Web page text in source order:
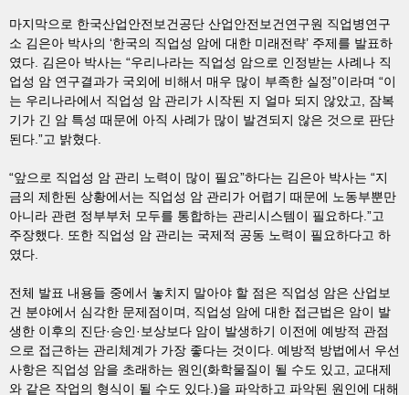
마지막으로 한국산업안전보건공단 산업안전보건연구원 직업병연구
소 김은아 박사의 ‘한국의 직업성 암에 대한 미래전략’ 주제를 발표하
였다. 김은아 박사는 “우리나라는 직업성 암으로 인정받는 사례나 직
업성 암 연구결과가 국외에 비해서 매우 많이 부족한 실정”이라며 “이
는 우리나라에서 직업성 암 관리가 시작된 지 얼마 되지 않았고, 잠복
기가 긴 암 특성 때문에 아직 사례가 많이 발견되지 않은 것으로 판단
된다.”고 밝혔다.
“앞으로 직업성 암 관리 노력이 많이 필요”하다는 김은아 박사는 “지
금의 제한된 상황에서는 직업성 암 관리가 어렵기 때문에 노동부뿐만
아니라 관련 정부부처 모두를 통합하는 관리시스템이 필요하다.”고
주장했다. 또한 직업성 암 관리는 국제적 공동 노력이 필요하다고 하
였다.
전체 발표 내용들 중에서 놓치지 말아야 할 점은 직업성 암은 산업보
건 분야에서 심각한 문제점이며, 직업성 암에 대한 접근법은 암이 발
생한 이후의 진단·승인·보상보다 암이 발생하기 이전에 예방적 관점
으로 접근하는 관리체계가 가장 좋다는 것이다. 예방적 방법에서 우선
사항은 직업성 암을 초래하는 원인(화학물질이 될 수도 있고, 교대제
와 같은 작업의 형식이 될 수도 있다.)을 파악하고 파악된 원인에 대해